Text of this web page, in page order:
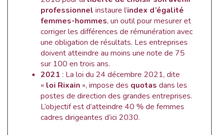
professionnel instaure l’index d’égalité
femmes-hommes, un outil pour mesurer et
corriger les différences de rémunération avec
une obligation de résultats. Les entreprises
doivent atteindre au moins une note de 75
sur 100 en trois ans.
2021 : La loi du 24 décembre 2021, dite
« loi Rixain », impose des quotas dans les
postes de direction des grandes entreprises.
L’objectif est d’atteindre 40 % de femmes
cadres dirigeantes d’ici 2030.